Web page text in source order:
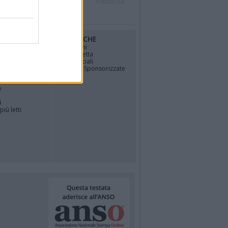
letti
RUBRICHE
Opinioni
La vignetta
Gli Speciali
Notizie Sponsorizzate